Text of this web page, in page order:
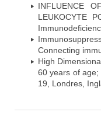
INFLUENCE
LEUKOCYTE
Connecting
High
60 years of age;
19, Londres,